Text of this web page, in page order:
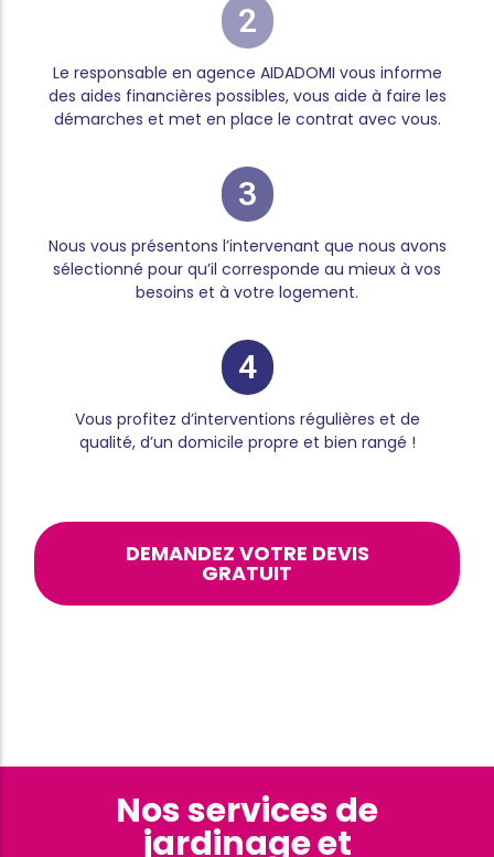
2
Le responsable en agence AIDADOMI vous informe
des aides financières possibles, vous aide à faire les
démarches et met en place le contrat avec vous.
3
Nous vous présentons l’intervenant que nous avons
sélectionné pour qu’il corresponde au mieux à vos
besoins et à votre logement.
4
Vous profitez d’interventions régulières et de
qualité, d’un domicile propre et bien rangé !
DEMANDEZ VOTRE DEVIS
GRATUIT
Nos services de
jardinage et